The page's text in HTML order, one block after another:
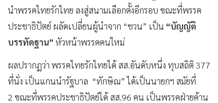
นำพรรคไทยรักไทย ลงสู่สนามเลือกตั้งอีกรอบ ขณะที่พรรค
ประชาธิปัตย์ ผลัดเปลี่ยนผู้นำจาก “ชวน” เป็น “บัญญัติ
บรรทัดฐาน” หัวหน้าพรรคคนใหม่
ผลปรากฏว่า พรรคไทยรักไทยได้ สส.อันดับหนึ่ง ทุบสถิติ 377
ที่นั่ง เป็นแกนนำรัฐบาล “ทักษิณ” ได้เป็นนายกฯ สมัยที่
2 ขณะที่พรรคประชาธิปัตย์ได้ สส.96 คน เป็นพรรคฝ่ายค้าน